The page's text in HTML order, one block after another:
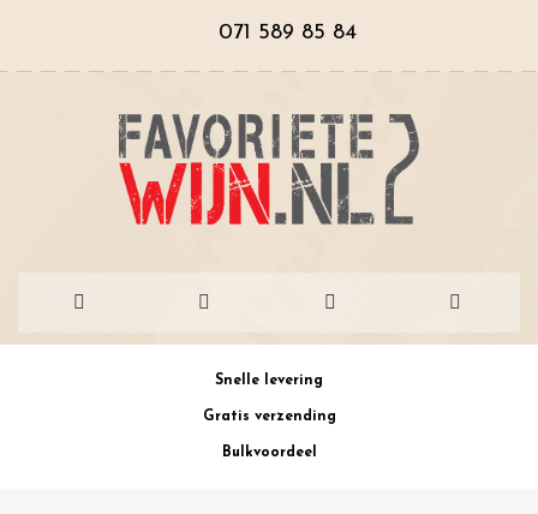
071 589 85 84
Snelle levering
Gratis verzending
Bulkvoordeel